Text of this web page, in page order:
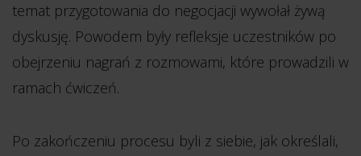
temat przygotowania do negocjacji wywołał żywą
dyskusję. Powodem były refleksje uczestników po
obejrzeniu nagrań z rozmowami, które prowadzili w
ramach ćwiczeń.
Po zakończeniu procesu byli z siebie, jak określali,